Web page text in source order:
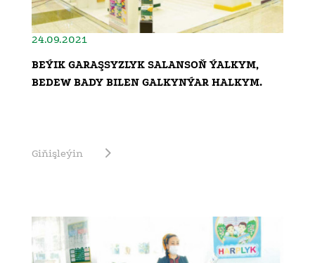
24.09.2021
BEÝIK GARAŞSYZLYK SALANSOŇ ÝALKYM,
BEDEW BADY BILEN GALKYNÝAR HALKYM.
Giňişleýin